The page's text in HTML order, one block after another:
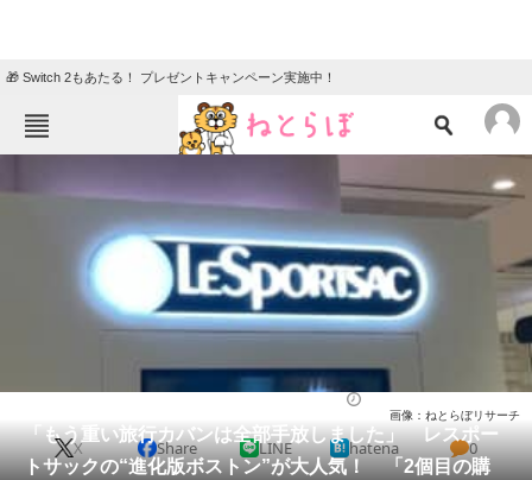
🎁 Switch 2もあたる！ プレゼントキャンペーン実施中！
TOP
クイズ
地域
教育・育児
リサーチ
会員記事
「もう重い旅行カバンは全部手放しました」 レスポー
トサックの“進化版ボストン”が大人気！ 「2個目の購
画像：ねとらぼリサーチ
X Share LINE hatena 0